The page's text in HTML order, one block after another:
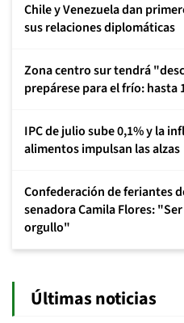
Chile y Venezuela dan
sus relaciones diplomáticas
Zona centro sur tendrá
prepárese para el frío: hasta
IPC de julio sube 0,1% y la
alimentos impulsan las alzas
Confederación de feriantes
senadora Camila Flores:
orgullo"
Últimas noticias